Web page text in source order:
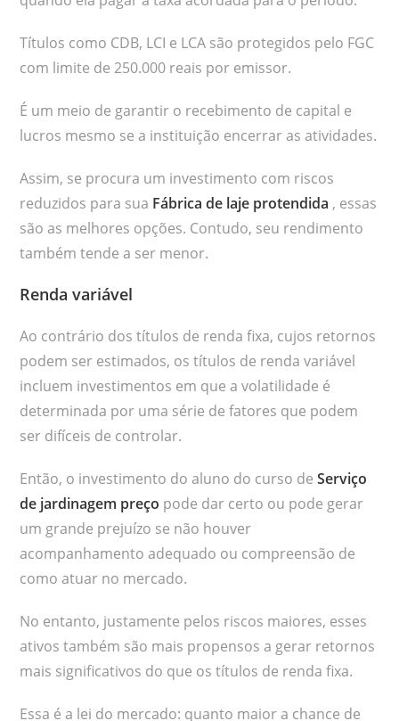
Títulos como CDB, LCI e LCA são protegidos pelo FGC
com limite de 250.000 reais por emissor.
É um meio de garantir o recebimento de capital e
lucros mesmo se a instituição encerrar as atividades.
Assim, se procura um investimento com riscos
reduzidos para sua Fábrica de laje protendida , essas
são as melhores opções. Contudo, seu rendimento
também tende a ser menor.
Renda variável
Ao contrário dos títulos de renda fixa, cujos retornos
podem ser estimados, os títulos de renda variável
incluem investimentos em que a volatilidade é
determinada por uma série de fatores que podem
ser difíceis de controlar.
Então, o investimento do aluno do curso de Serviço
de jardinagem preço pode dar certo ou pode gerar
um grande prejuízo se não houver
acompanhamento adequado ou compreensão de
como atuar no mercado.
No entanto, justamente pelos riscos maiores, esses
ativos também são mais propensos a gerar retornos
mais significativos do que os títulos de renda fixa.
Essa é a lei do mercado: quanto maior a chance de